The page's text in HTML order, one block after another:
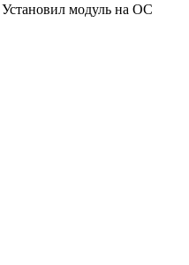
Установил модуль на ОС